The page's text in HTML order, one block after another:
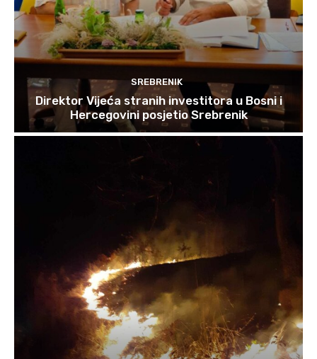
SREBRENIK
Direktor Vijeća stranih investitora u Bosni i
Hercegovini posjetio Srebrenik